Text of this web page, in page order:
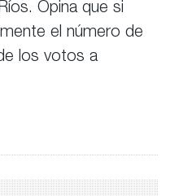
Opina que si
el número de
los votos a